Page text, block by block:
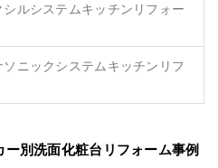
ルシステムキッチンリフォー
ニックシステムキッチンリフ
別洗面化粧台リフォーム事例